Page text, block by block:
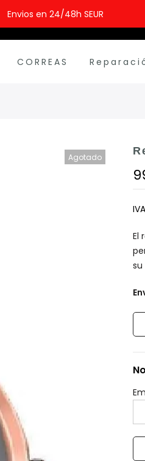
Envios en 24/48h SEUR
CORREAS
Agotado
El
su